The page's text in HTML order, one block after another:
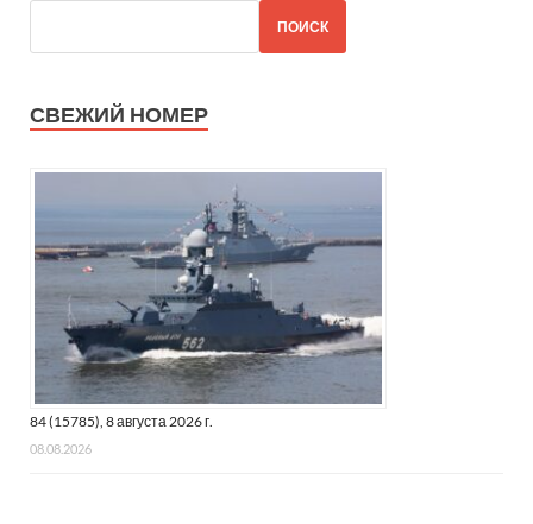
ПОИСК
СВЕЖИЙ НОМЕР
84 (15785), 8 августа 2026 г.
08.08.2026